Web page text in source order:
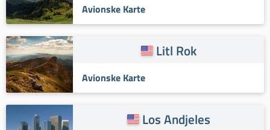
Avionske Karte
Litl Rok
Avionske Karte
Los Andjeles